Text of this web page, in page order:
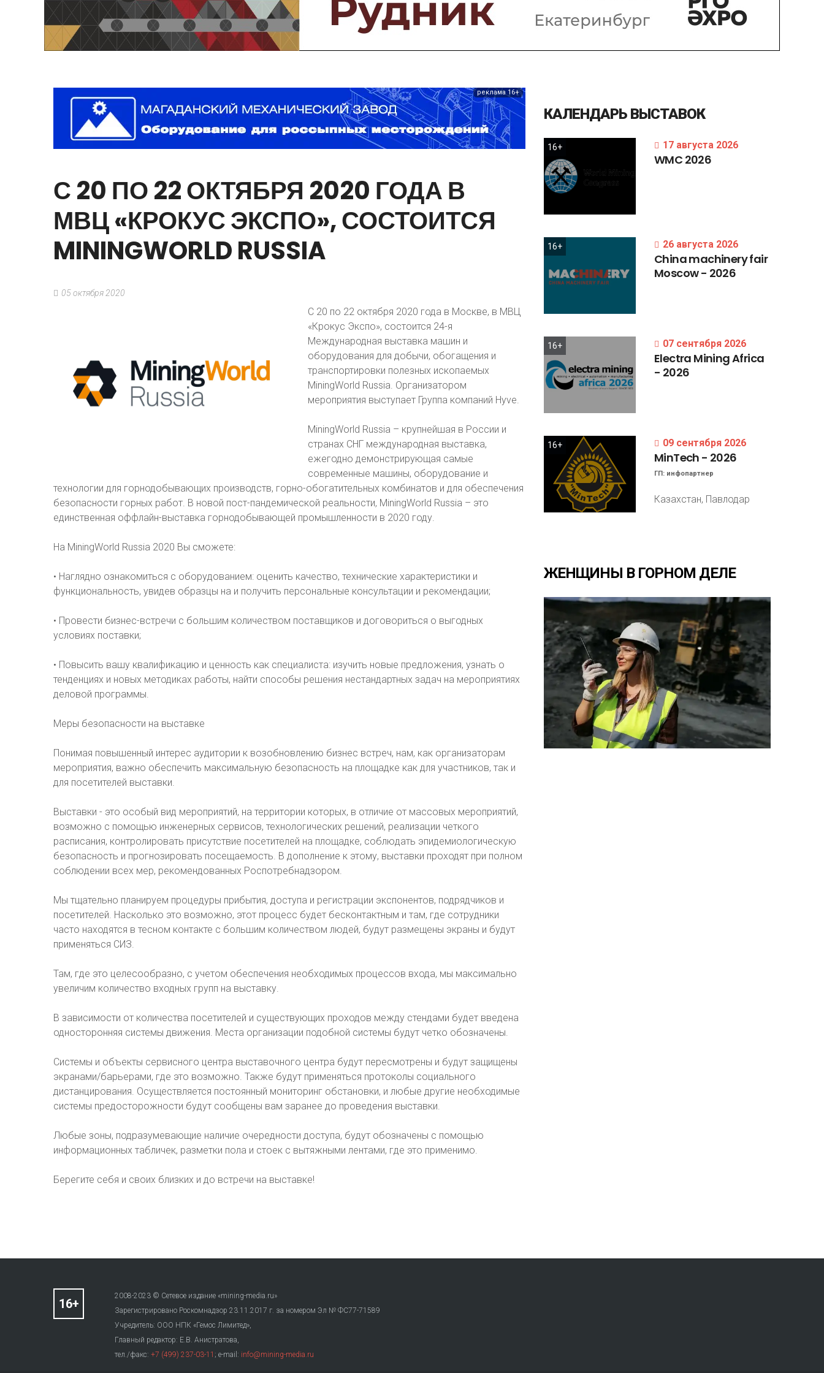
Предприятия и компании
Интервью
Выставки, Конференции
реклама 16+
С20 ПО22ОКТЯБРЯ 2020 ГОДАВ
МВЦ«КРОКУСЭКСПО»,СОСТОИТСЯ
MININGWORLDRUSSIA
05 октября 2020
С 20 по 22 октября 2020 года в Москве, в МВЦ
«Крокус Экспо», состоится 24-я
Международная выставка машин и
оборудования для добычи, обогащения и
транспортировки полезных ископаемых
MiningWorld Russia. Организатором
мероприятия выступает Группа компаний Hyve.
MiningWorld Russia – крупнейшая в России и
странах СНГ международная выставка,
ежегодно демонстрирующая самые
современные машины, оборудование и
технологии для горнодобывающих производств, горно-обогатительных комбинатов и для обеспечения
безопасности горных работ. В новой пост-пандемической реальности, MiningWorld Russia – это
единственная оффлайн-выставка горнодобывающей промышленности в 2020 году.
На MiningWorld Russia 2020 Вы сможете:
• Наглядно ознакомиться с оборудованием: оценить качество, технические характеристики и
функциональность, увидев образцы на и получить персональные консультации и рекомендации;
• Провести бизнес-встречи с большим количеством поставщиков и договориться о выгодных
условиях поставки;
• Повысить вашу квалификацию и ценность как специалиста: изучить новые предложения, узнать о
тенденциях и новых методиках работы, найти способы решения нестандартных задач на мероприятиях
деловой программы.
Меры безопасности на выставке
Понимая повышенный интерес аудитории к возобновлению бизнес встреч, нам, как организаторам
мероприятия, важно обеспечить максимальную безопасность на площадке как для участников, так и
для посетителей выставки.
Выставки - это особый вид мероприятий, на территории которых, в отличие от массовых мероприятий,
возможно с помощью инженерных сервисов, технологических решений, реализации четкого
расписания, контролировать присутствие посетителей на площадке, соблюдать эпидемиологическую
безопасность и прогнозировать посещаемость. В дополнение к этому, выставки проходят при полном
соблюдении всех мер, рекомендованных Роспотребнадзором.
Мы тщательно планируем процедуры прибытия, доступа и регистрации экспонентов, подрядчиков и
посетителей. Насколько это возможно, этот процесс будет бесконтактным и там, где сотрудники
часто находятся в тесном контакте с большим количеством людей, будут размещены экраны и будут
применяться СИЗ.
Там, где это целесообразно, с учетом обеспечения необходимых процессов входа, мы максимально
увеличим количество входных групп на выставку.
В зависимости от количества посетителей и существующих проходов между стендами будет введена
односторонняя системы движения. Места организации подобной системы будут четко обозначены.
Системы и объекты сервисного центра выставочного центра будут пересмотрены и будут защищены
экранами/барьерами, где это возможно. Также будут применяться протоколы социального
дистанцирования. Осуществляется постоянный мониторинг обстановки, и любые другие необходимые
системы предосторожности будут сообщены вам заранее до проведения выставки.
Любые зоны, подразумевающие наличие очередности доступа, будут обозначены с помощью
информационных табличек, разметки пола и стоек с вытяжными лентами, где это применимо.
Берегите себя и своих близких и до встречи на выставке!
КАЛЕНДАРЬ ВЫСТАВОК
16+ 17 августа 2026
WMC 2026
16+ 26 августа 2026
Chinamachineryfair
Moscow- 2026
16+ 07 сентября 2026
Electra MiningAfrica
- 2026
16+ 09 сентября 2026
MinTech - 2026
ГП: инфопартнер
Казахстан, Павлодар
ЖЕНЩИНЫ В ГОРНОМ ДЕЛЕ
2008-2023 © Сетевое издание «mining-media.ru»
Зарегистрировано Роскомнадзор 23.11.2017 г. за номером Эл № ФС77-71589
Учредитель: ООО НПК «Гемос Лимитед»,
Главный редактор: Е.В. Анистратова,
тел./факс: +7 (499) 237-03-11 ; e-mail: info@mining-media.ru